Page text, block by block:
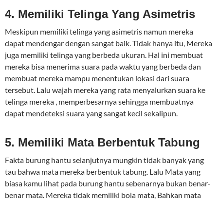
4. Memiliki Telinga Yang Asimetris
Meskipun memiliki telinga yang asimetris namun mereka
dapat mendengar dengan sangat baik. Tidak hanya itu, Mereka
juga memiliki telinga yang berbeda ukuran. Hal ini membuat
mereka bisa menerima suara pada waktu yang berbeda dan
membuat mereka mampu menentukan lokasi dari suara
tersebut. Lalu wajah mereka yang rata menyalurkan suara ke
telinga mereka , memperbesarnya sehingga membuatnya
dapat mendeteksi suara yang sangat kecil sekalipun.
5. Memiliki Mata Berbentuk Tabung
Fakta burung hantu selanjutnya mungkin tidak banyak yang
tau bahwa mata mereka berbentuk tabung. Lalu Mata yang
biasa kamu lihat pada burung hantu sebenarnya bukan benar-
benar mata. Mereka tidak memiliki bola mata, Bahkan mata